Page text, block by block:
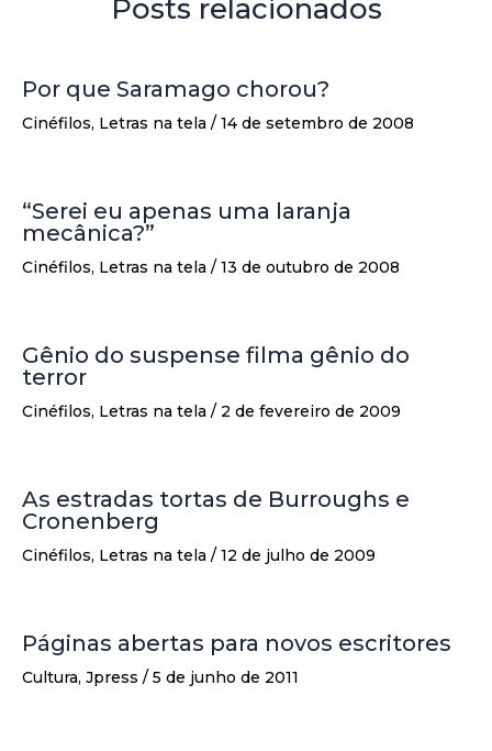
Posts relacionados
Por que Saramago chorou?
Cinéfilos, Letras na tela / 14 de setembro de 2008
“Serei eu apenas uma laranja
mecânica?”
Cinéfilos, Letras na tela / 13 de outubro de 2008
Gênio do suspense filma gênio do
terror
Cinéfilos, Letras na tela / 2 de fevereiro de 2009
As estradas tortas de Burroughs e
Cronenberg
Cinéfilos, Letras na tela / 12 de julho de 2009
Páginas abertas para novos escritores
Cultura, Jpress / 5 de junho de 2011